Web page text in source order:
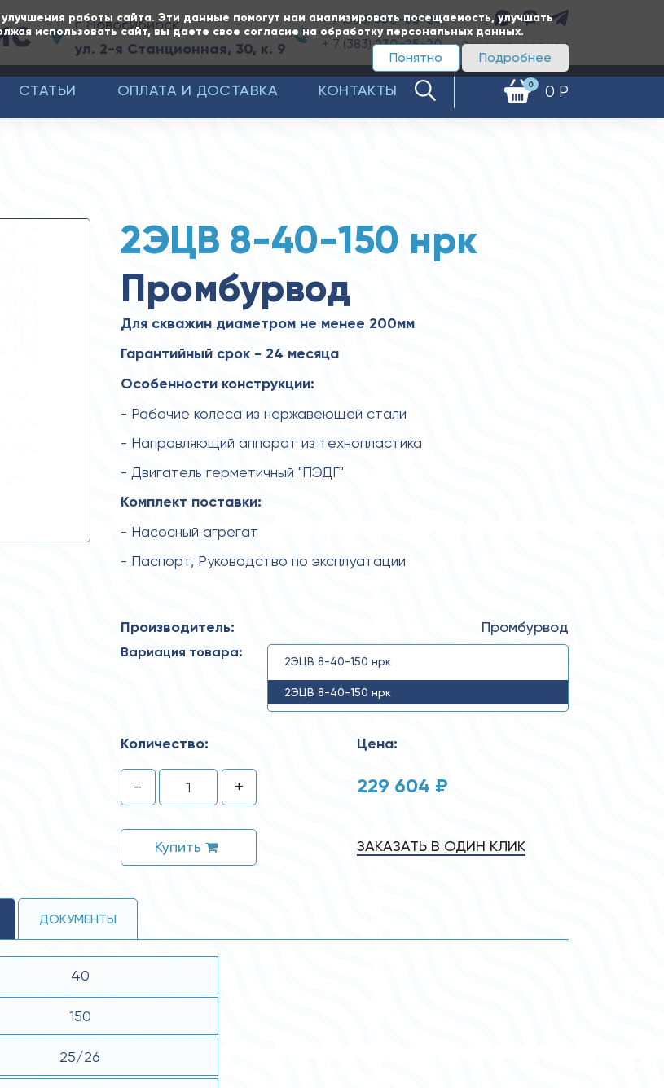
работы сайта. Эти данные помогут нам анализировать посещаемость, улучшать
использовать сайт, вы даете свое согласие на обработку персональных данных.
Подробнее
Понятно
г. Новосибирск,
ул. 2-я Станционная, 30, к. 9
+ 7 (383)350-65-20
+ 7 (383)230-25-20 Заказать звонок
0 0 Р
СТАТЬИ ОПЛАТА И ДОСТАВКА КОНТАКТЫ
2ЭЦВ 8-40-150 нрк
Промбурвод
Для скважин диаметром не менее 200мм
Гарантийный срок - 24 месяца
Особенности конструкции:
- Рабочие колеса из нержавеющей стали
- Направляющий аппарат из технопластика
- Двигатель герметичный "ПЭДГ"
Комплект поставки:
- Насосный агрегат
- Паспорт, Руководство по эксплуатации
Производитель: Промбурвод
Вариация товара:
2ЭЦВ 8-40-150 нрк
2ЭЦВ 8-40-150 нрк
Количество:
- +
Купить
Цена:
229 604 ₽
ЗАКАЗАТЬ В ОДИН КЛИК
ДОКУМЕНТЫ
40
150
25/26